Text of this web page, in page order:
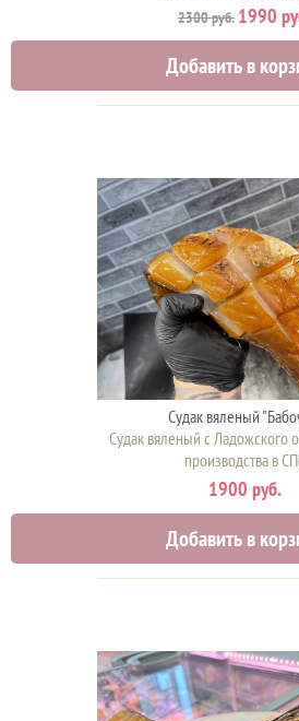
2300 руб. 1990
Добавить в
Судак вяленый
Судак вяленый с Ладожского
производства в
1900 руб.
Добавить в